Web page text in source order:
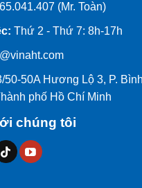
(Mr. Toàn)
Thứ 2 - Thứ 7: 8h-17h
50-50A Hương Lộ 3, P.
phố Hồ Chí Minh
chúng tôi